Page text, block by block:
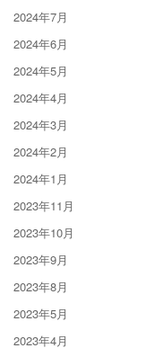
2024年7月
2024年6月
2024年5月
2024年4月
2024年3月
2024年2月
2024年1月
2023年11月
2023年10月
2023年9月
2023年8月
2023年5月
2023年4月